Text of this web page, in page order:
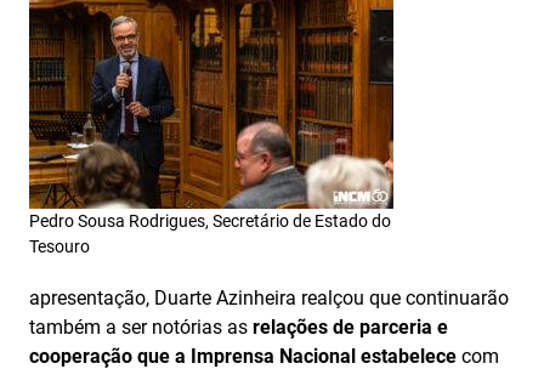
Pedro Sousa Rodrigues, Secretário de Estado do
Tesouro
apresentação, Duarte Azinheira realçou que continuarão
também a ser notórias as relações de parceria e
cooperação que a Imprensa Nacional estabelece com